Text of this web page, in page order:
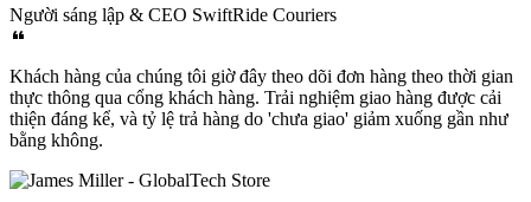
Người sáng lập & CEO SwiftRide Couriers
Khách hàng của chúng tôi giờ đây theo dõi đơn hàng theo thời gian
thực thông qua cổng khách hàng. Trải nghiệm giao hàng được cải
thiện đáng kể, và tỷ lệ trả hàng do 'chưa giao' giảm xuống gần như
bằng không.